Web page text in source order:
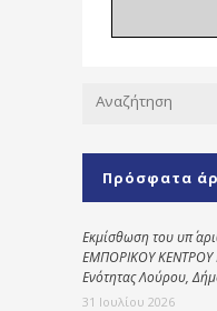
Πρόσφατα
Εκμίσθωση του υπ΄
ΕΜΠΟΡΙΚΟΥ ΚΕΝΤΡΟΥ
Ενότητας Λούρου,
31 Ιουλίου 2026